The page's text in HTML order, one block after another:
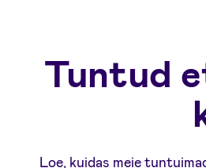
Tuntud
Loe, kuidas meie